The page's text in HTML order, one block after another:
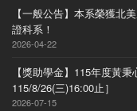
【一般公告】本系榮獲北
證科系！
2026-04-22
【獎助學金】115年度黃
115/8/26(三)16:00止］
2026-07-15